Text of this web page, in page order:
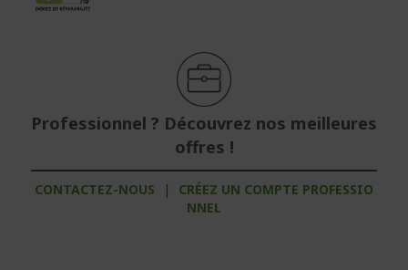
Professionnel ? Découvrez nos meilleures
offres !
CONTACTEZ-NOUS |
CRÉEZ UN COMPTE PROFESSIO
NNEL